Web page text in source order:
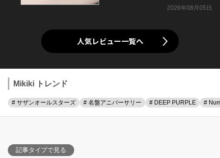
2026年08月05日
人気レビュー一覧へ
Mikiki トレンド
# サザンオールスターズ # 名盤アニバーサリー # DEEP PURPLE #
記事タイプで見る